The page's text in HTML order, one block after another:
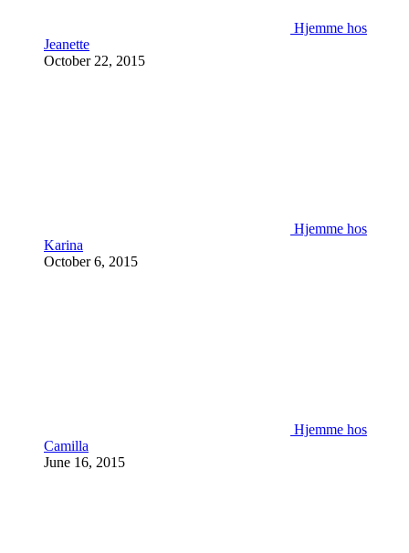
Hjemme hos
Jeanette
October 22, 2015
Hjemme hos
Karina
October 6, 2015
Hjemme hos
Camilla
June 16, 2015